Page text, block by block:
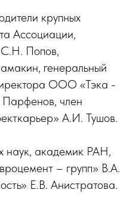
крупных
Ассоциации,
С.Н. Попов,
генеральный
ООО «Тэка -
Парфенов, член
А.И. Тушов.
наук, академик РАН,
– групп» В.А.
Е.В. Анистратова.